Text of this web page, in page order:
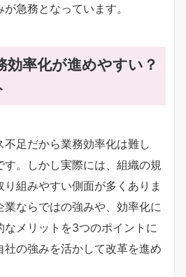
急務となっています。
効率化が進めやすい？
足だから業務効率化は難し
。しかし実際には、組織の規
組みやすい側面が多くありま
ならではの強みや、効率化に
なメリットを3つのポイントに
の強みを活かして改革を進め